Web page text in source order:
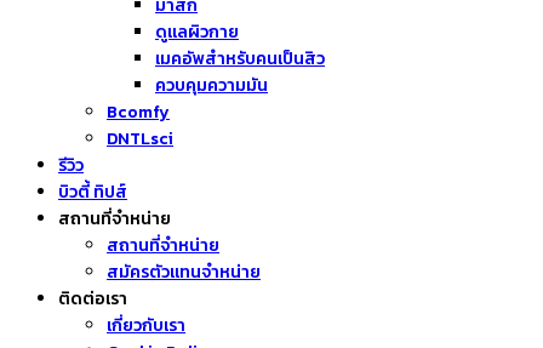
มาส์ก
ดูแลผิวกาย
เมคอัพสำหรับคนเป็นสิว
ควบคุมความมัน
Bcomfy
DNTLsci
รีวิว
บิวตี้ ทิปส์
สถานที่จำหน่าย
สถานที่จำหน่าย
สมัครตัวแทนจำหน่าย
ติดต่อเรา
เกี่ยวกับเรา